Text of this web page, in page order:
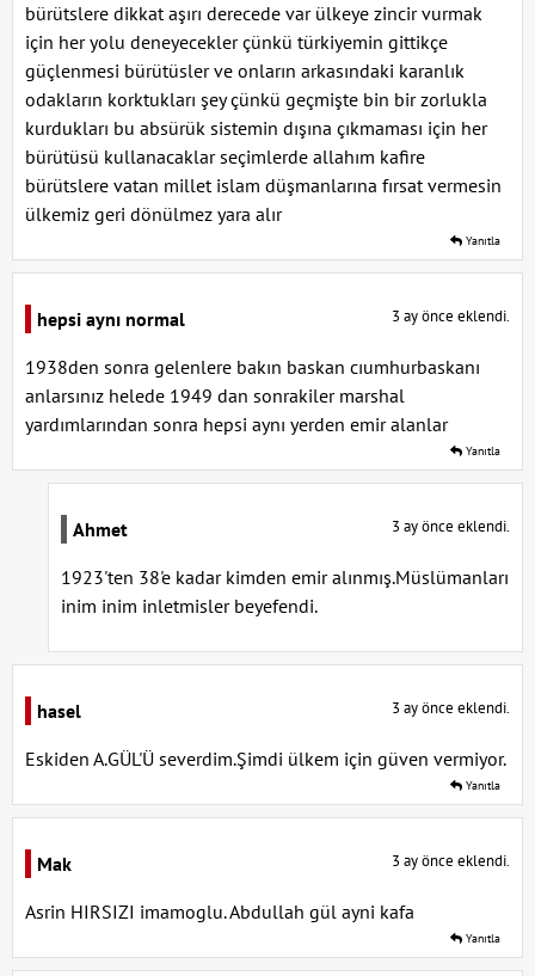
bürütslere dikkat aşırı derecede var ülkeye zincir vurmak
için her yolu deneyecekler çünkü türkiyemin gittikçe
güçlenmesi bürütüsler ve onların arkasındaki karanlık
odakların korktukları şey çünkü geçmişte bin bir zorlukla
kurdukları bu absürük sistemin dışına çıkmaması için her
bürütüsü kullanacaklar seçimlerde allahım kafire
bürütslere vatan millet islam düşmanlarına fırsat vermesin
ülkemiz geri dönülmez yara alır
Yanıtla
hepsi aynı normal 3 ay önce eklendi.
1938den sonra gelenlere bakın baskan cıumhurbaskanı
anlarsınız helede 1949 dan sonrakiler marshal
yardımlarından sonra hepsi aynı yerden emir alanlar
Yanıtla
Ahmet 3 ay önce eklendi.
1923'ten 38'e kadar kimden emir alınmış.Müslümanları
inim inim inletmisler beyefendi.
hasel 3 ay önce eklendi.
Eskiden A.GÜL'Ü severdim.Şimdi ülkem için güven vermiyor.
Yanıtla
Mak 3 ay önce eklendi.
Asrin HIRSIZI imamoglu. Abdullah gül ayni kafa
Yanıtla